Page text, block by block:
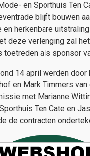
en Sporthuis Ten
blijft bouwen
herkenbare uitstraling
deze verlenging zal
toetreden als sponsor
14 april werden door
en Mark Timmers van
met Marianne
Ten Cate en
de contracten